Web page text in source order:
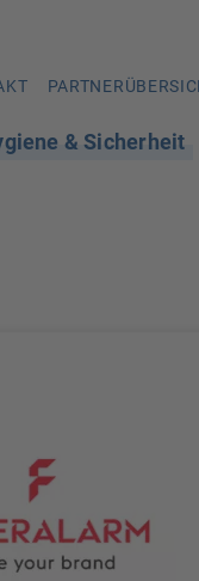
& Sicherheit